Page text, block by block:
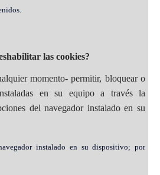
las cookies?
momento- permitir, bloquear o
en su equipo a través la
del navegador instalado en su
instalado en su dispositivo; por